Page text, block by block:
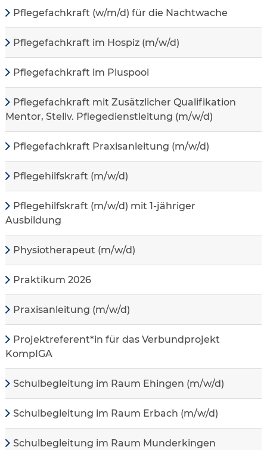
Pflegefachkraft (w/m/d) für die Nachtwache
Pflegefachkraft im Hospiz (m/w/d)
Pflegefachkraft im Pluspool
Pflegefachkraft mit Zusätzlicher Qualifikation
Mentor, Stellv. Pflegedienstleitung (m/w/d)
Pflegefachkraft Praxisanleitung (m/w/d)
Pflegehilfskraft (m/w/d)
Pflegehilfskraft (m/w/d) mit 1-jähriger
Ausbildung
Physiotherapeut (m/w/d)
Praktikum 2026
Praxisanleitung (m/w/d)
Projektreferent*in für das Verbundprojekt
KompIGA
Schulbegleitung im Raum Ehingen (m/w/d)
Schulbegleitung im Raum Erbach (m/w/d)
Schulbegleitung im Raum Munderkingen